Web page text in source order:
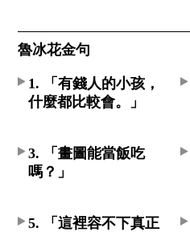
魯冰花金句
1. 「有錢人的小孩，
什麼都比較會。」
3. 「畫圖能當飯吃
嗎？」
5. 「這裡容不下真正